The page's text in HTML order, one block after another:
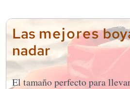
Las mejores
nadar
El tamaño perfecto para